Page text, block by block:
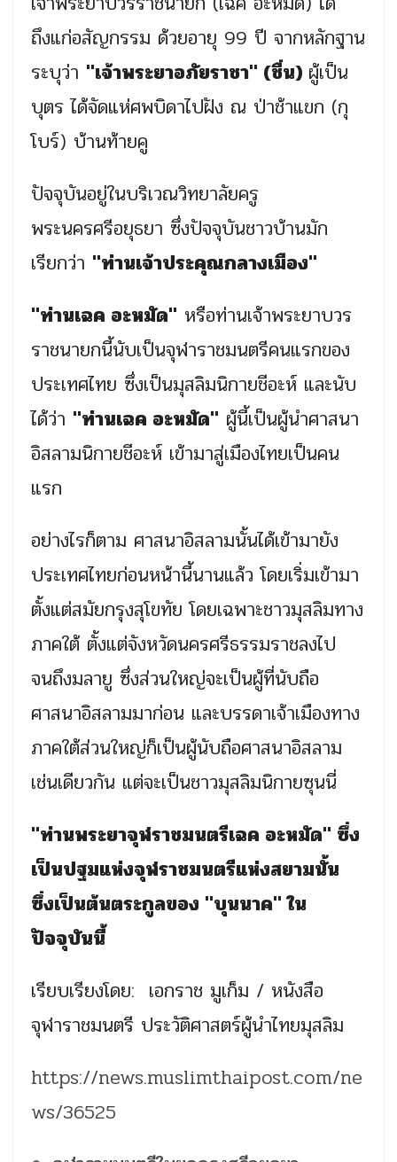
ถึงแก่อสัญกรรม ด้วยอายุ 99 ปี จากหลักฐาน
ระบุว่า "เจ้าพระยาอภัยราชา" (ชื่น) ผู้เป็น
บุตร ได้จัดแห่ศพบิดาไปฝัง ณ ป่าช้าแขก (กุ
โบร์) บ้านท้ายคู
ปัจจุบันอยู่ในบริเวณวิทยาลัยครู
พระนครศรีอยุธยา ซึ่งปัจจุบันชาวบ้านมัก
เรียกว่า "ท่านเจ้าประคุณกลางเมือง"
"ท่านเฉค อะหมัด" หรือท่านเจ้าพระยาบวร
ราชนายกนี้นับเป็นจุฬาราชมนตรีคนแรกของ
ประเทศไทย ซึ่งเป็นมุสลิมนิกายชีอะห์ และนับ
ได้ว่า "ท่านเฉค อะหมัด" ผู้นี้เป็นผู้นำศาสนา
อิสลามนิกายชีอะห์ เข้ามาสู่เมืองไทยเป็นคน
แรก
อย่างไรก็ตาม ศาสนาอิสลามนั้นได้เข้ามายัง
ประเทศไทยก่อนหน้านี้นานแล้ว โดยเริ่มเข้ามา
ตั้งแต่สมัยกรุงสุโขทัย โดยเฉพาะชาวมุสลิมทาง
ภาคใต้ ตั้งแต่จังหวัดนครศรีธรรมราชลงไป
จนถึงมลายู ซึ่งส่วนใหญ่จะเป็นผู้ที่นับถือ
ศาสนาอิสลามมาก่อน และบรรดาเจ้าเมืองทาง
ภาคใต้ส่วนใหญ่ก็เป็นผู้นับถือศาสนาอิสลาม
เช่นเดียวกัน แต่จะเป็นชาวมุสลิมนิกายซุนนี่
"ท่านพระยาจุฬราชมนตรีเฉค อะหมัด" ซึ่ง
เป็นปฐมแห่งจุฬราชมนตรีแห่งสยามนั้น
ซึ่งเป็นต้นตระกูลของ "บุนนาค" ใน
ปัจจุบันนี้
เรียบเรียงโดย: เอกราช มูเก็ม / หนังสือ
จุฬาราชมนตรี ประวัติศาสตร์ผู้นำไทยมุสลิม
https://news.muslimthaipost.com/ne
ws/36525